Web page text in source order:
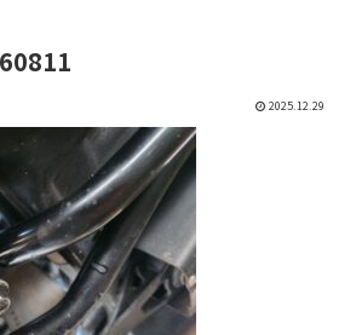
2025.12.29